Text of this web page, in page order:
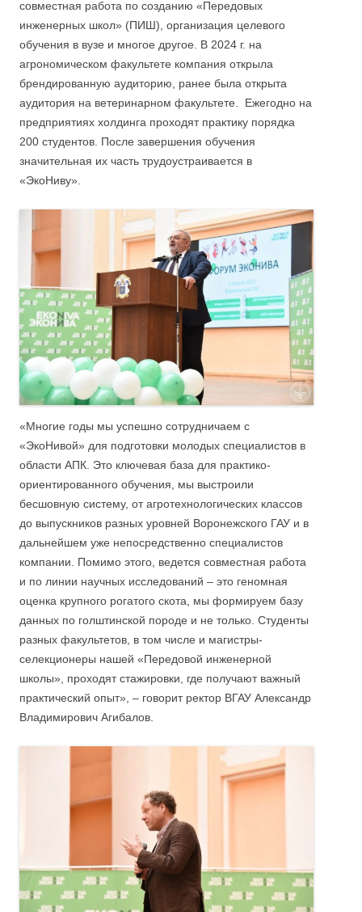
совместная работа по созданию «Передовых
инженерных школ» (ПИШ), организация целевого
обучения в вузе и многое другое. В 2024 г. на
агрономическом факультете компания открыла
брендированную аудиторию, ранее была открыта
аудитория на ветеринарном факультете. Ежегодно на
предприятиях холдинга проходят практику порядка
200 студентов. После завершения обучения
значительная их часть трудоустраивается в
«ЭкоНиву».
«Многие годы мы успешно сотрудничаем с
«ЭкоНивой» для подготовки молодых специалистов в
области АПК. Это ключевая база для практико-
ориентированного обучения, мы выстроили
бесшовную систему, от агротехнологических классов
до выпускников разных уровней Воронежского ГАУ и в
дальнейшем уже непосредственно специалистов
компании. Помимо этого, ведется совместная работа
и по линии научных исследований – это геномная
оценка крупного рогатого скота, мы формируем базу
данных по голштинской породе и не только. Студенты
разных факультетов, в том числе и магистры-
селекционеры нашей «Передовой инженерной
школы», проходят стажировки, где получают важный
практический опыт», – говорит ректор ВГАУ Александр
Владимирович Агибалов.